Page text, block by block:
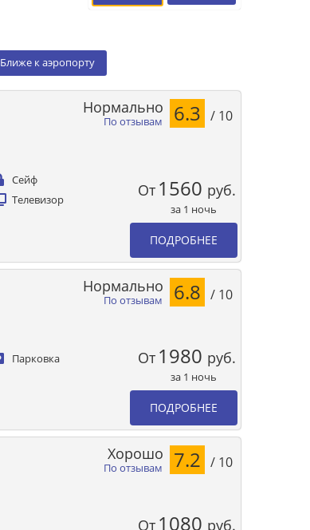
Ближе к аэропорту
Сейф
Телевизор
По отзывам
Нормально 6.3 / 10
От 1560 руб.
за 1 ночь
ПОДРОБНЕЕ
Парковка
По отзывам
Нормально 6.8 / 10
От 1980 руб.
за 1 ночь
ПОДРОБНЕЕ
По отзывам
Хорошо 7.2 / 10
От 1080 руб.